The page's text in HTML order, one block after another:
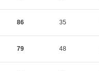
86 35
79 48